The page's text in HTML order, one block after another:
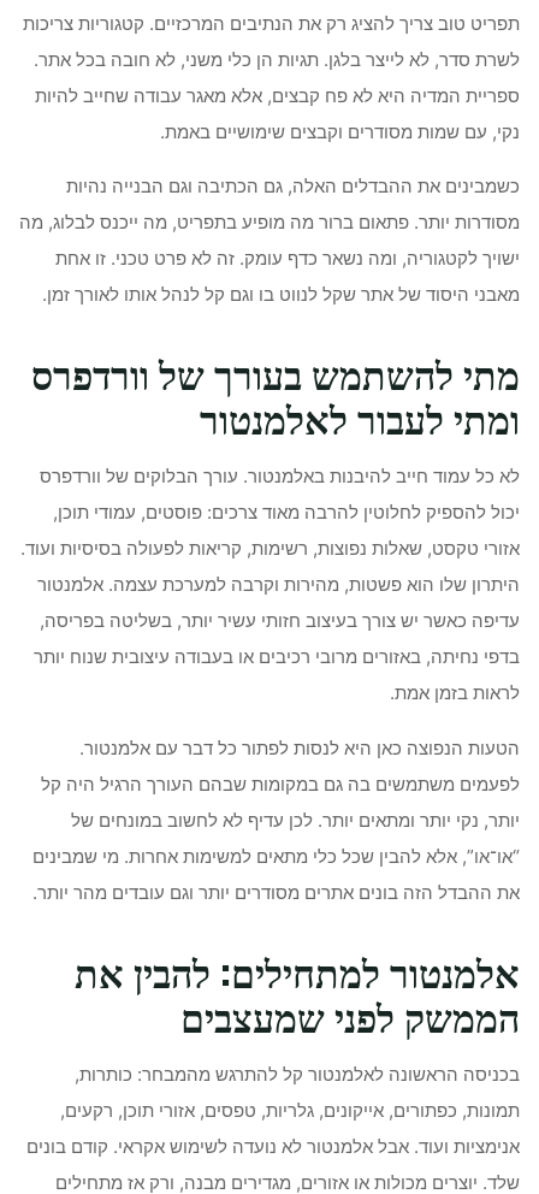
תפריט טוב צריך להציג רק את הנתיבים המרכזיים. קטגוריות צריכות
לשרת סדר, לא לייצר בלגן. תגיות הן כלי משני, לא חובה בכל אתר.
ספריית המדיה היא לא פח קבצים, אלא מאגר עבודה שחייב להיות
נקי, עם שמות מסודרים וקבצים שימושיים באמת.
כשמבינים את ההבדלים האלה, גם הכתיבה וגם הבנייה נהיות
מסודרות יותר. פתאום ברור מה מופיע בתפריט, מה ייכנס לבלוג, מה
ישויך לקטגוריה, ומה נשאר כדף עומק. זה לא פרט טכני. זו אחת
מאבני היסוד של אתר שקל לנווט בו וגם קל לנהל אותו לאורך זמן.
מתי להשתמש בעורך של וורדפרס
ומתי לעבור לאלמנטור
לא כל עמוד חייב להיבנות באלמנטור. עורך הבלוקים של וורדפרס
יכול להספיק לחלוטין להרבה מאוד צרכים: פוסטים, עמודי תוכן,
אזורי טקסט, שאלות נפוצות, רשימות, קריאות לפעולה בסיסיות ועוד.
היתרון שלו הוא פשטות, מהירות וקרבה למערכת עצמה. אלמנטור
עדיפה כאשר יש צורך בעיצוב חזותי עשיר יותר, בשליטה בפריסה,
בדפי נחיתה, באזורים מרובי רכיבים או בעבודה עיצובית שנוח יותר
לראות בזמן אמת.
הטעות הנפוצה כאן היא לנסות לפתור כל דבר עם אלמנטור.
לפעמים משתמשים בה גם במקומות שבהם העורך הרגיל היה קל
יותר, נקי יותר ומתאים יותר. לכן עדיף לא לחשוב במונחים של
“או־או”, אלא להבין שכל כלי מתאים למשימות אחרות. מי שמבינים
את ההבדל הזה בונים אתרים מסודרים יותר וגם עובדים מהר יותר.
אלמנטור למתחילים: להבין את
הממשק לפני שמעצבים
בכניסה הראשונה לאלמנטור קל להתרגש מהמבחר: כותרות,
תמונות, כפתורים, אייקונים, גלריות, טפסים, אזורי תוכן, רקעים,
אנימציות ועוד. אבל אלמנטור לא נועדה לשימוש אקראי. קודם בונים
שלד. יוצרים מכולות או אזורים, מגדירים מבנה, ורק אז מתחילים